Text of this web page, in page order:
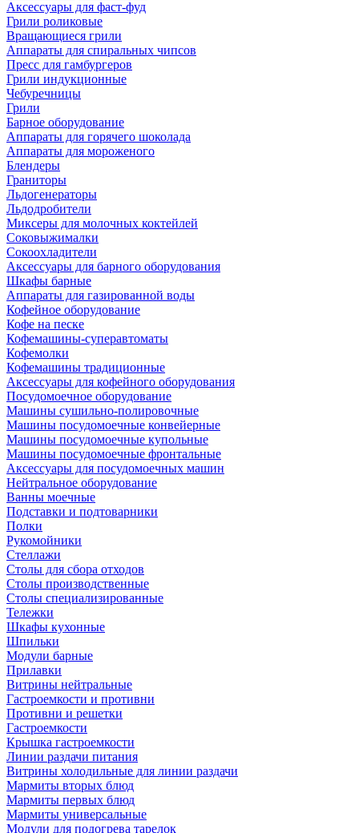
Аксессуары для фаст-фуд
Грили роликовые
Вращающиеся грили
Аппараты для спиральных чипсов
Пресс для гамбургеров
Грили индукционные
Чебуречницы
Грили
Барное оборудование
Аппараты для горячего шоколада
Аппараты для мороженого
Блендеры
Граниторы
Льдогенераторы
Льдодробители
Миксеры для молочных коктейлей
Соковыжималки
Сокоохладители
Аксессуары для барного оборудования
Шкафы барные
Аппараты для газированной воды
Кофейное оборудование
Кофе на песке
Кофемашины-суперавтоматы
Кофемолки
Кофемашины традиционные
Аксессуары для кофейного оборудования
Посудомоечное оборудование
Машины сушильно-полировочные
Машины посудомоечные конвейерные
Машины посудомоечные купольные
Машины посудомоечные фронтальные
Аксессуары для посудомоечных машин
Нейтральное оборудование
Ванны моечные
Подставки и подтоварники
Полки
Рукомойники
Стеллажи
Столы для сбора отходов
Столы производственные
Столы специализированные
Тележки
Шкафы кухонные
Шпильки
Модули барные
Прилавки
Витрины нейтральные
Гастроемкости и противни
Противни и решетки
Гастроемкости
Крышка гастроемкости
Линии раздачи питания
Витрины холодильные для линии раздачи
Мармиты вторых блюд
Мармиты первых блюд
Мармиты универсальные
Модули для подогрева тарелок